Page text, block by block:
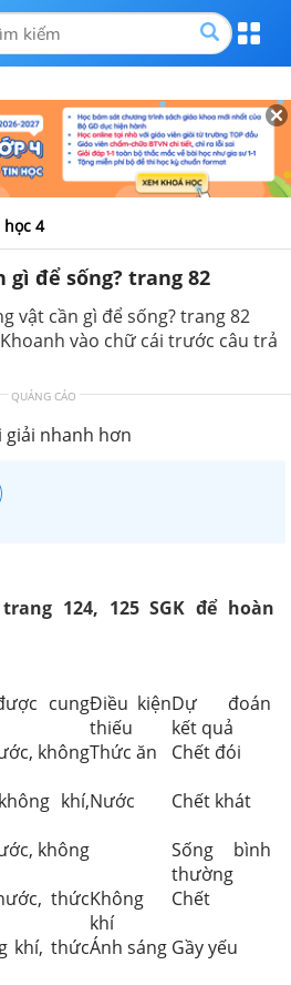
học 4
gì để sống? trang 82
vật cần gì để sống? trang 82
Khoanh vào chữ cái trước câu trả
QUẢNG CÁO
giải nhanh hơn
124, 125 SGK để hoàn
cungĐiều kiện
thiếu
Dự đoán
kết quả
khôngThức ăn
Chết đói
khí,Nước
Chết khát
không
Sống bình
thường
thứcKhông
khí
Chết
khí, thứcÁnh sáng Gầy yếu